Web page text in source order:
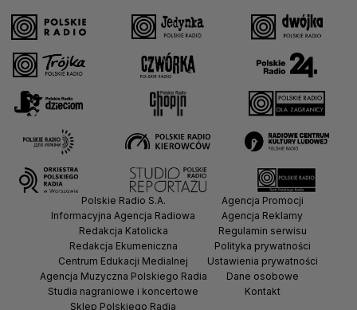
Polskie Radio S.A.
Informacyjna Agencja Radiowa
Redakcja Katolicka
Redakcja Ekumeniczna
Centrum Edukacji Medialnej
Agencja Muzyczna Polskiego Radia
Studia nagraniowe i koncertowe
Sklep Polskiego Radia
Agencja Promocji
Agencja Reklamy
Regulamin serwisu
Polityka prywatności
Ustawienia prywatności
Dane osobowe
Kontakt